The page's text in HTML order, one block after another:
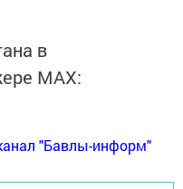
в
MАХ:
"Бавлы-информ"